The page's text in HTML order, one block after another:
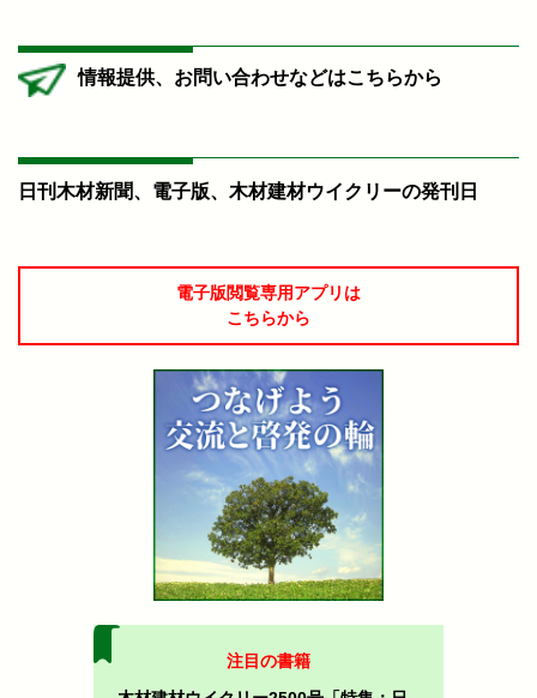
情報提供、お問い合わせなどはこちらから
日刊木材新聞、電子版、木材建材ウイクリーの発刊日
電子版閲覧専用アプリは
こちらから
注目の書籍